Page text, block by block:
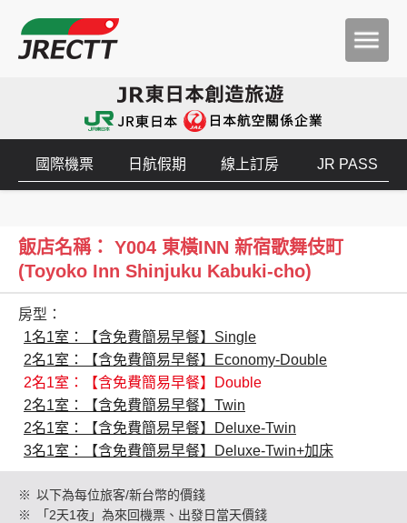
創造旅遊
國際機票 日航假期 線上訂房 JR PASS
飯店名稱： Y004 東橫INN 新宿歌舞伎町
(Toyoko Inn Shinjuku Kabuki-cho)
房型：
1名1室：【含免費簡易早餐】Single
2名1室：【含免費簡易早餐】Economy-Double
2名1室：【含免費簡易早餐】Double
2名1室：【含免費簡易早餐】Twin
2名1室：【含免費簡易早餐】Deluxe-Twin
3名1室：【含免費簡易早餐】Deluxe-Twin+加床
※ 以下為每位旅客/新台幣的價錢
※
「2天1夜」為來回機票、出發日當天價錢